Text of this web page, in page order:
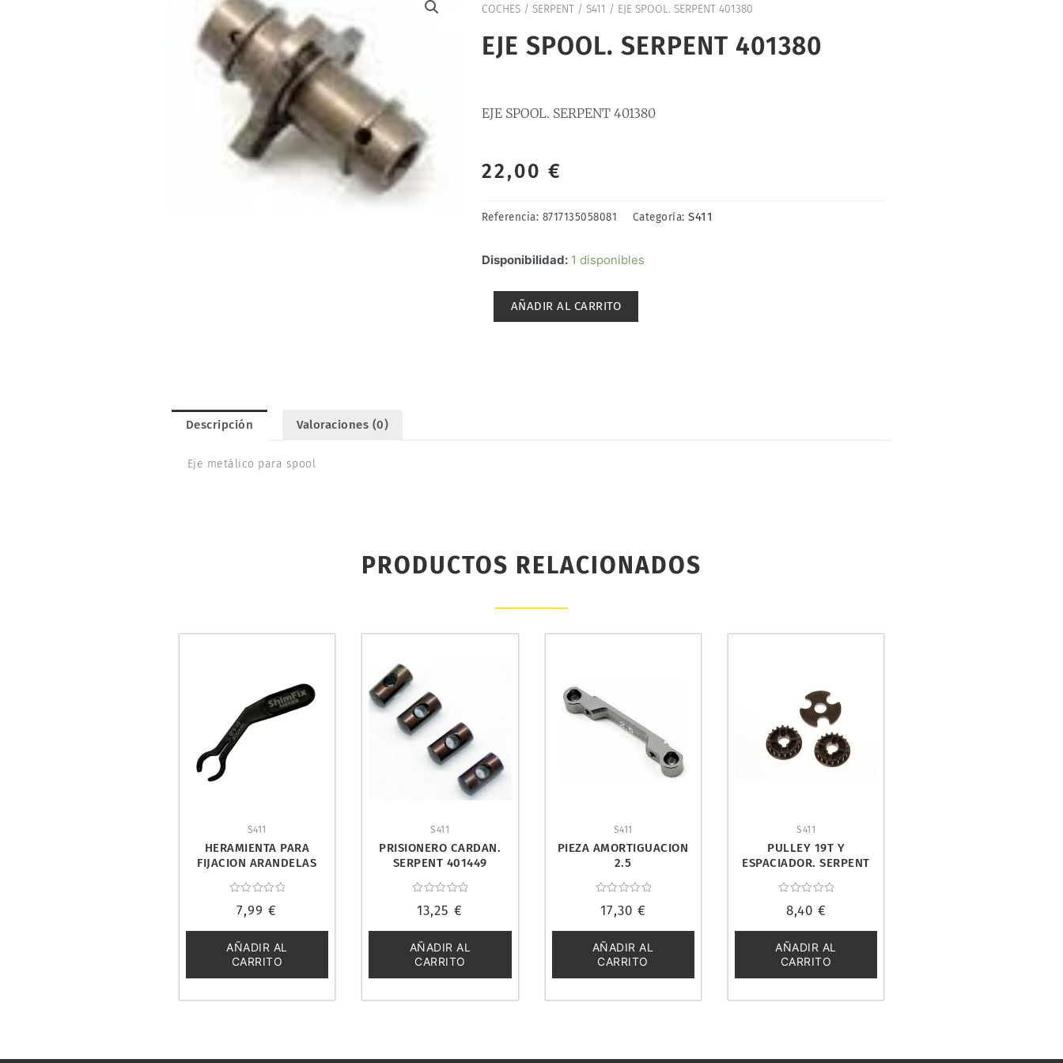
COCHES/ SERPENT/ S411 / EJE SPOOL. SERPENT 401380
EJE SPOOL. SERPENT 401380
EJE SPOOL. SERPENT 401380
22,00 €
Referencia: 8717135058081 Categoría:S411
Disponibilidad: 1 disponibles
EJE
SERPENT
AÑADIR AL CARRITO
Descripción Valoraciones (0)
Eje metálico para spool
PRODUCTOS RELACIONADOS
S411
HERAMIENTA PARA
FIJACION ARANDELAS
MR33-957124
con
de
5
7,99€
AÑADIR AL
CARRITO
S411
PRISIONERO CARDAN.
SERPENT 401449
con
de
5
13,25€
AÑADIR AL
CARRITO
S411
PIEZA AMORTIGUACION
2.5
con
de
5
17,30 €
AÑADIR AL
CARRITO
S411
PULLEY 19T Y
ESPACIADOR. SERPENT
con
de
5
8,40 €
AÑADIR AL
CARRITO